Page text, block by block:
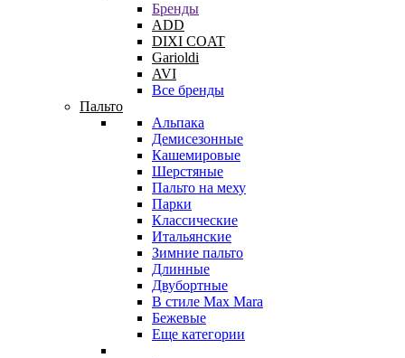
Бренды
ADD
DIXI COAT
Garioldi
AVI
Все бренды
Пальто
Альпака
Демисезонные
Кашемировые
Шерстяные
Пальто на меху
Парки
Классические
Итальянские
Зимние пальто
Длинные
Двубортные
В стиле Max Mara
Бежевые
Еще категории